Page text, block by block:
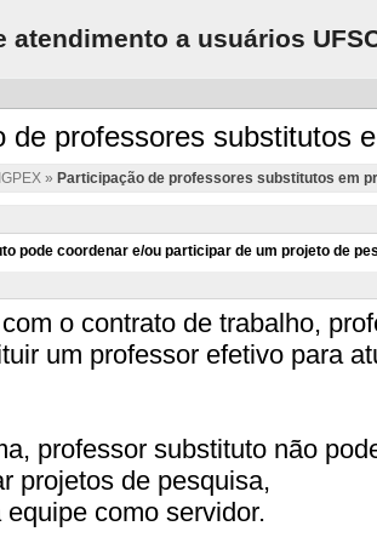
atendimento a usuários
de professores substitutos
» Participação de professores substitutos em